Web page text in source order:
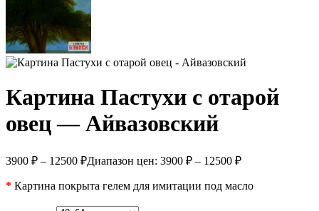
Картина Пастухи с отарой
овец — Айвазовский
3900 ₽ – 12500 ₽Диапазон цен: 3900 ₽ – 12500 ₽
* Картина покрыта гелем для имитации под масло